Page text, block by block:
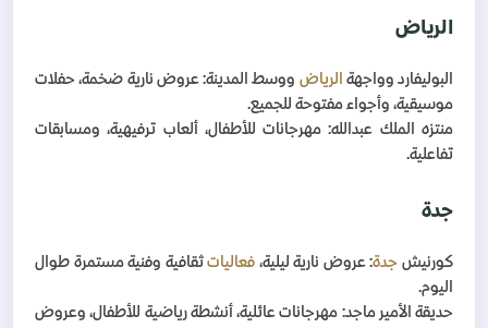
الرياض
البوليفارد وواجهة الرياض ووسط المدينة: عروض نارية ضخمة، حفلات
موسيقية، وأجواء مفتوحة للجميع.
منتزه الملك عبدالله: مهرجانات للأطفال، ألعاب ترفيهية، ومسابقات
تفاعلية.
جدة
كورنيش جدة: عروض نارية ليلية، فعالياتثقافية وفنية مستمرة طوال
اليوم.
حديقة الأمير ماجد: مهرجانات عائلية، أنشطة رياضية للأطفال، وعروض